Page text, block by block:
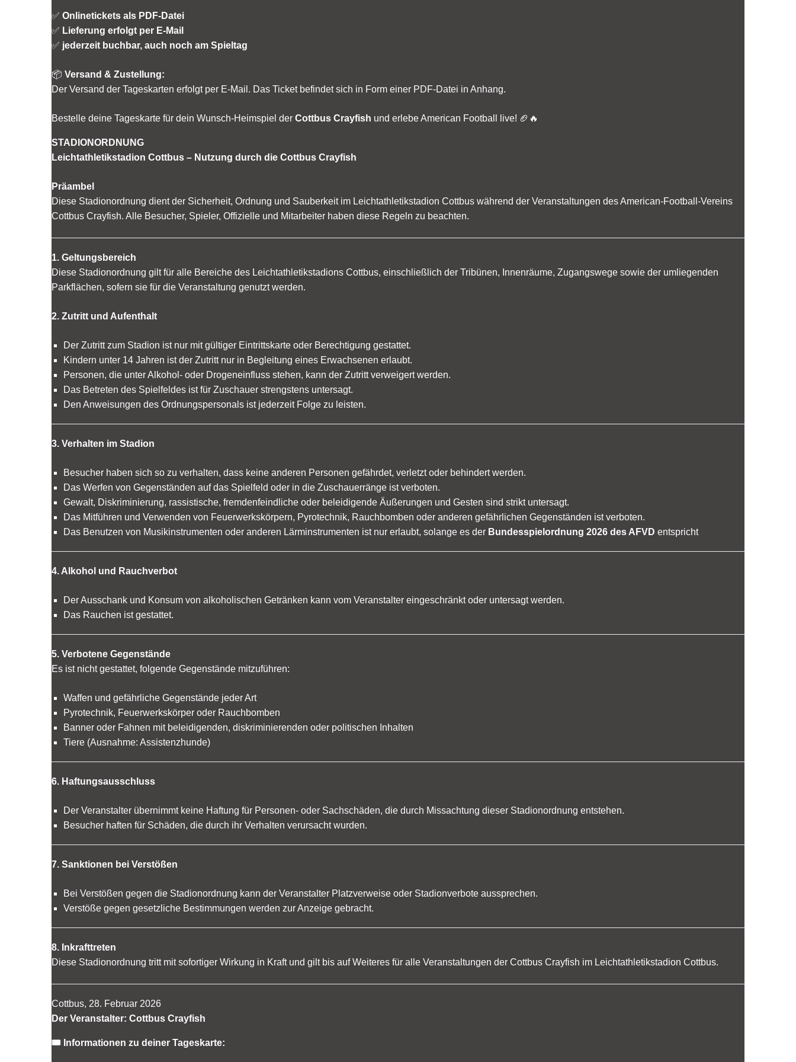
✅ Onlinetickets als PDF-Datei
✅ Lieferung erfolgt per E-Mail
✅ jederzeit buchbar, auch noch am Spieltag
📦 Versand & Zustellung:
Der Versand der Tageskarten erfolgt per E-Mail. Das Ticket befindet sich in Form einer PDF-Datei in Anhang.
Bestelle deine Tageskarte für dein Wunsch-Heimspiel der Cottbus Crayfish und erlebe American Football live! 🏈🔥
STADIONORDNUNG
Leichtathletikstadion Cottbus – Nutzung durch die Cottbus Crayfish
Präambel
Diese Stadionordnung dient der Sicherheit, Ordnung und Sauberkeit im Leichtathletikstadion Cottbus während der Veranstaltungen des American-Football-Vereins
Cottbus Crayfish. Alle Besucher, Spieler, Offizielle und Mitarbeiter haben diese Regeln zu beachten.
1. Geltungsbereich
Diese Stadionordnung gilt für alle Bereiche des Leichtathletikstadions Cottbus, einschließlich der Tribünen, Innenräume, Zugangswege sowie der umliegenden
Parkflächen, sofern sie für die Veranstaltung genutzt werden.
2. Zutritt und Aufenthalt
Der Zutritt zum Stadion ist nur mit gültiger Eintrittskarte oder Berechtigung gestattet.
Kindern unter 14 Jahren ist der Zutritt nur in Begleitung eines Erwachsenen erlaubt.
Personen, die unter Alkohol- oder Drogeneinfluss stehen, kann der Zutritt verweigert werden.
Das Betreten des Spielfeldes ist für Zuschauer strengstens untersagt.
Den Anweisungen des Ordnungspersonals ist jederzeit Folge zu leisten.
3. Verhalten im Stadion
Besucher haben sich so zu verhalten, dass keine anderen Personen gefährdet, verletzt oder behindert werden.
Das Werfen von Gegenständen auf das Spielfeld oder in die Zuschauerränge ist verboten.
Gewalt, Diskriminierung, rassistische, fremdenfeindliche oder beleidigende Äußerungen und Gesten sind strikt untersagt.
Das Mitführen und Verwenden von Feuerwerkskörpern, Pyrotechnik, Rauchbomben oder anderen gefährlichen Gegenständen ist verboten.
Das Benutzen von Musikinstrumenten oder anderen Lärminstrumenten ist nur erlaubt, solange es der Bundesspielordnung 2026 des AFVD entspricht
4. Alkohol und Rauchverbot
Der Ausschank und Konsum von alkoholischen Getränken kann vom Veranstalter eingeschränkt oder untersagt werden.
Das Rauchen ist gestattet.
5. Verbotene Gegenstände
Es ist nicht gestattet, folgende Gegenstände mitzuführen:
Waffen und gefährliche Gegenstände jeder Art
Pyrotechnik, Feuerwerkskörper oder Rauchbomben
Banner oder Fahnen mit beleidigenden, diskriminierenden oder politischen Inhalten
Tiere (Ausnahme: Assistenzhunde)
6. Haftungsausschluss
Der Veranstalter übernimmt keine Haftung für Personen- oder Sachschäden, die durch Missachtung dieser Stadionordnung entstehen.
Besucher haften für Schäden, die durch ihr Verhalten verursacht wurden.
7. Sanktionen bei Verstößen
Bei Verstößen gegen die Stadionordnung kann der Veranstalter Platzverweise oder Stadionverbote aussprechen.
Verstöße gegen gesetzliche Bestimmungen werden zur Anzeige gebracht.
8. Inkrafttreten
Diese Stadionordnung tritt mit sofortiger Wirkung in Kraft und gilt bis auf Weiteres für alle Veranstaltungen der Cottbus Crayfish im Leichtathletikstadion Cottbus.
Cottbus, 28. Februar 2026
Der Veranstalter: Cottbus Crayfish
🎟 Informationen zu deiner Tageskarte: